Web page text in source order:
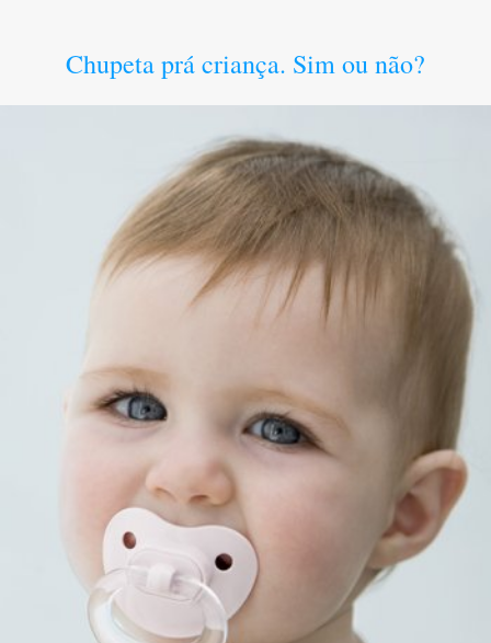
Chupeta prá criança. Sim ou não?